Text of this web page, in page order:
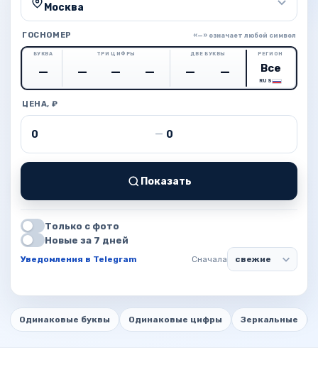
Москва
ГОСНОМЕР «—» означает любой символ
БУКВА ТРИ ЦИФРЫ ДВЕ БУКВЫ РЕГИОН
RUS
ЦЕНА, ₽
Цена от — Цена до
Показать
Только с фото
Новые за 7 дней
Уведомления в Telegram Сначала
Одинаковые буквы Одинаковые цифры Зеркальные